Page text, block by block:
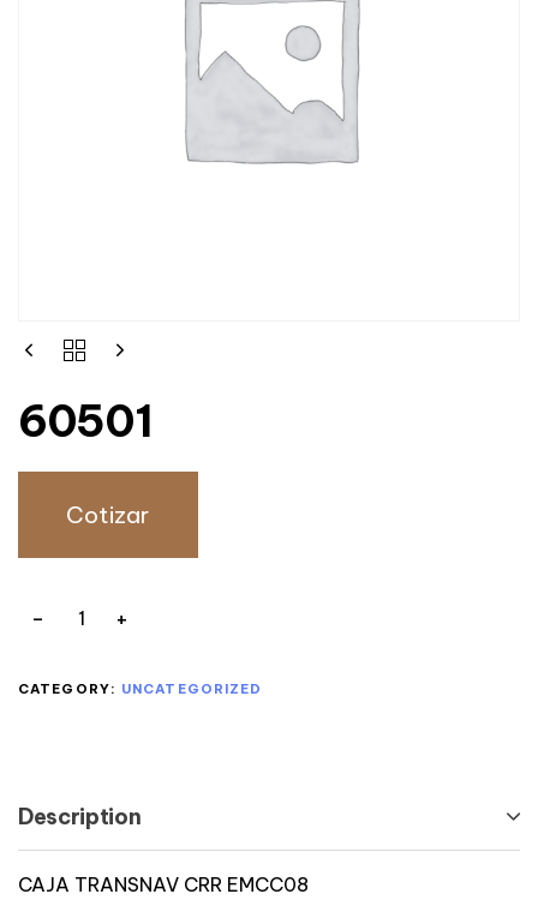
60501
Cotizar
CATEGORY: UNCATEGORIZED
Description
CAJA TRANSNAV CRR EMCC08